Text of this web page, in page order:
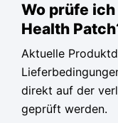
Wo prüfe
Health
Aktuelle
direkt auf der
geprüft werden.